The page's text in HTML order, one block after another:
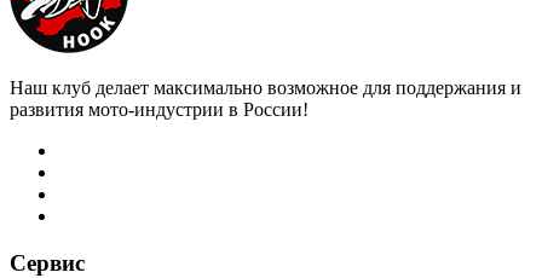
Наш клуб делает максимально возможное для поддержания и
развития мото-индустрии в России!
Сервис